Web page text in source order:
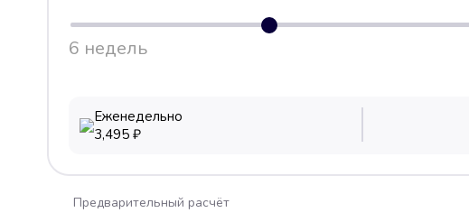
6 недель
Еженедельно
3,495 ₽
Предварительный расчёт